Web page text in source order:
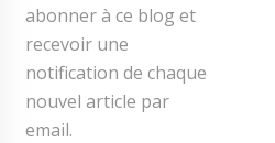
abonner à ce blog et
recevoir une
notification de chaque
nouvel article par
email.